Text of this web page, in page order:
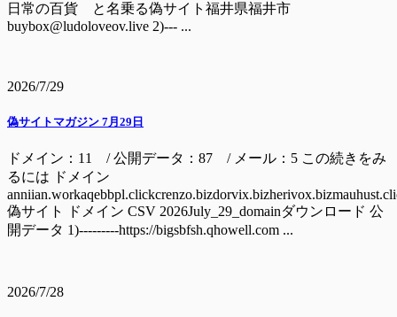
日常の百貨 と名乗る偽サイト福井県福井市
buybox@ludoloveov.live 2)--- ...
2026/7/29
偽サイトマガジン 7月29日
ドメイン：11 / 公開データ：87 / メール：5 この続きをみ
るには ドメイン
偽サイト ドメイン CSV 2026July_29_domainダウンロード 公
開データ 1)---------https://bigsbfsh.qhowell.com ...
2026/7/28